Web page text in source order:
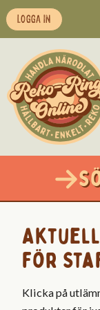
LOGGA IN
för
Klicka på